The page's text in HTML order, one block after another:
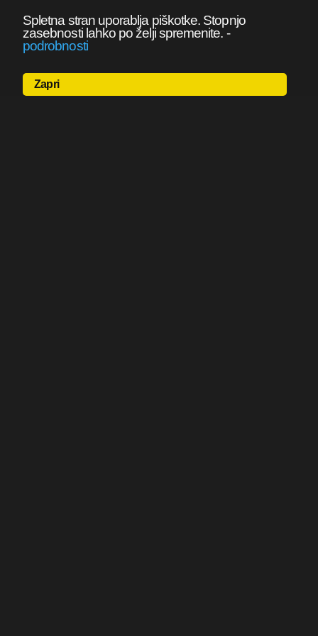
Spletna stran uporablja piškotke. Stopnjo
zasebnosti lahko po želji spremenite. -
podrobnosti
Zapri